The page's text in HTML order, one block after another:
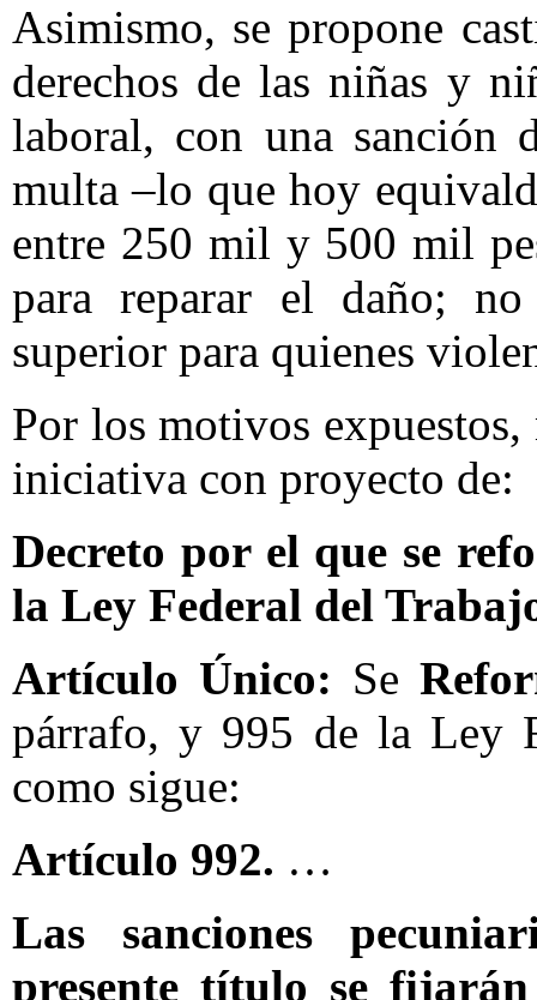
Asimismo, se propone
derechos de las niñas y
laboral, con una
multa –lo que hoy
entre 250 mil y 500 mil
para reparar el daño; no
superior para quienes
Por los motivos
iniciativa con proyecto de:
Decreto por el que se
la Ley Federal del
Artículo Único: Se
párrafo, y 995 de la Ley
como sigue:
Artículo 992. …
Las sanciones
presente título se